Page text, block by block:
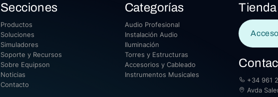
Secciones
Productos
Soluciones
Simuladores
Soporte y Recursos
Sobre Equipson
Noticias
Contacto
Categorías
Audio Profesional
Instalación Audio
Iluminación
Torres y Estructuras
Accesorios y Cableado
Instrumentos Musicales
Tienda
+34 961
Avda